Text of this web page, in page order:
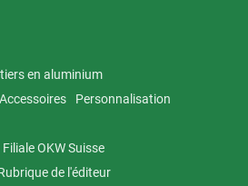
en aluminium
Accessoires
Personnalisation
OKW Suisse
de l'éditeur